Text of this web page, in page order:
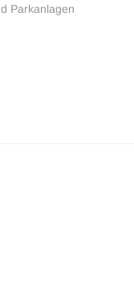
Parkanlagen